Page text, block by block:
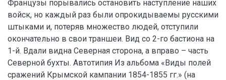
Французы порывались остановить наступление наших
войск, но каждый раз были опрокидываемы русскими
штыками и, потеряв множество людей, отступили
окончательно в свои траншеи. Вид со 2-го бастиона на
1-й. Вдали видна Северная сторона, а вправо – часть
Северной бухты. Автотипия Из альбома «Виды полей
сражений Крымской кампании 1854-1855 гг.» (на